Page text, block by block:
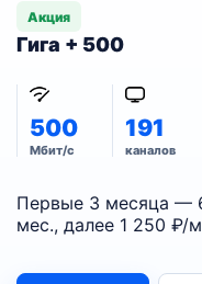
Акция
Гига + 500
500
Мбит/с
191
каналов
Первые 3 месяца —
мес., далее 1 250 ₽/